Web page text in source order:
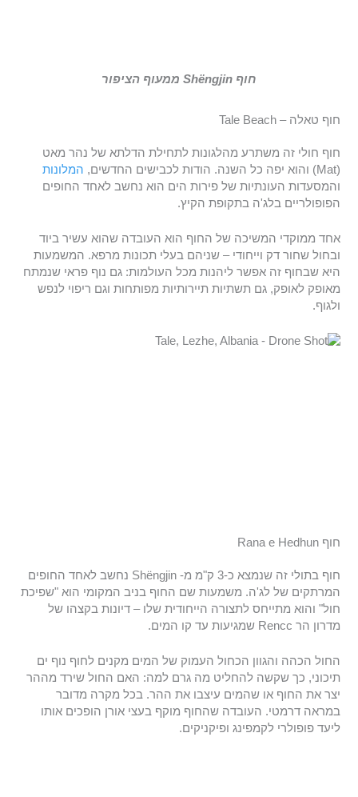
חוף Shëngjin ממעוף הציפור
חוף טאלה – Tale Beach
חוף חולי זה משתרע מהלגונות לתחילת הדלתא של נהר מאט
(Mat) והוא יפה כל השנה. הודות לכבישים החדשים,
המלונות
והמסעדות העונתיות של פירות הים הוא נחשב לאחד החופים
הפופולריים בלג'ה בתקופת הקיץ.
אחד ממוקדי המשיכה של החוף הוא העובדה שהוא עשיר ביוד
ובחול שחור דק וייחודי – שניהם בעלי תכונות מרפא. המשמעות
היא שבחוף זה אפשר ליהנות מכל העולמות: גם נוף פראי שנמתח
מאופק לאופק, גם תשתיות תיירותיות מפותחות וגם ריפוי לנפש
ולגוף.
חוף Rana e Hedhun
חוף בתולי זה שנמצא כ-3 ק"מ מ- Shëngjin נחשב לאחד החופים
המרתקים של לג'ה. משמעות שם החוף בניב המקומי הוא "שפיכת
חול" והוא מתייחס לתצורה הייחודית שלו – דיונות בקצהו של
מדרון הר Rencc שמגיעות עד קו המים.
החול הכהה והגוון הכחול העמוק של המים מקנים לחוף נוף ים
תיכוני, כך שקשה להחליט מה גרם למה: האם החול שירד מההר
יצר את החוף או שהמים עיצבו את ההר. בכל מקרה מדובר
במראה דרמטי. העובדה שהחוף מוקף בעצי אורן הופכים אותו
ליעד פופולרי לקמפינג ופיקניקים.